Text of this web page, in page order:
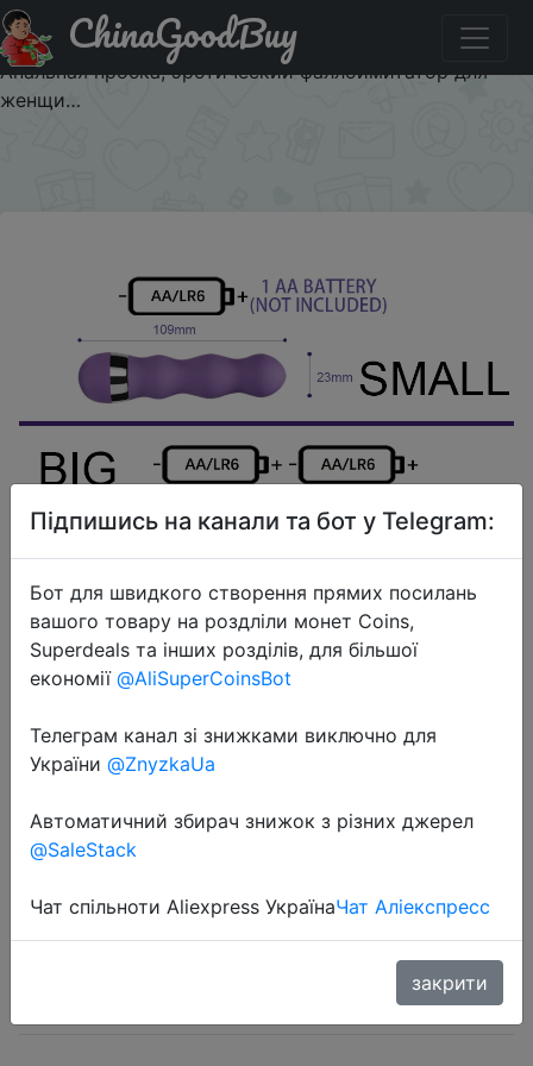
Придбати Точечный вагинальный фаллоимитатор,
вибраторы для женщин, мастурбатор, анальная
Анальная пробка, эротический фаллоимитатор для
женщи…
ChinaGoodBuy
2022-04-18
Точечный вагинальный
женщин, мастурбатор, анальная
Анальная пробка, эротический
фаллоимитатор для женщи…
Підпишись на канали та бот у Telegram:
Бот для швидкого створення прямих посилань
вашого товару на роздліли монет Coins,
Superdeals та інших розділів, для більшої
економії @AliSuperCoinsBot
Телеграм канал зі знижками виключно для
України @ZnyzkaUa
Автоматичний збирач знижок з різних джерел
@SaleStack
Чат спільноти Aliexpress УкраїнаЧат Аліекспресс
закрити